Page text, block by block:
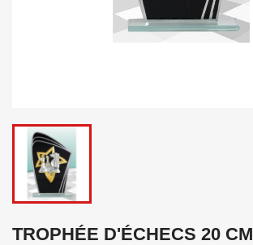
TROPHÉE D'ÉCHECS 20 CM